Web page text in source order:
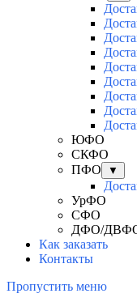
ЮФО
СКФО
ПФО
▼
УрФО
СФО
ДФО/
Как заказать
Контакты
Пропустить меню